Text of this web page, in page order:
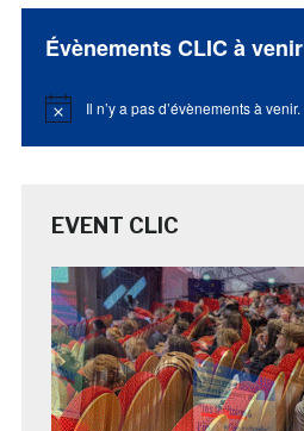
Évènements CLIC à venir
Notice Il n’y a pas d’évènements à venir.
EVENT CLIC